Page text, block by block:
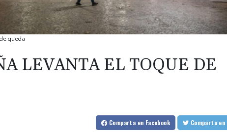
queda
LEVANTA EL TOQUE DE
Comparta en Facebook Comparta